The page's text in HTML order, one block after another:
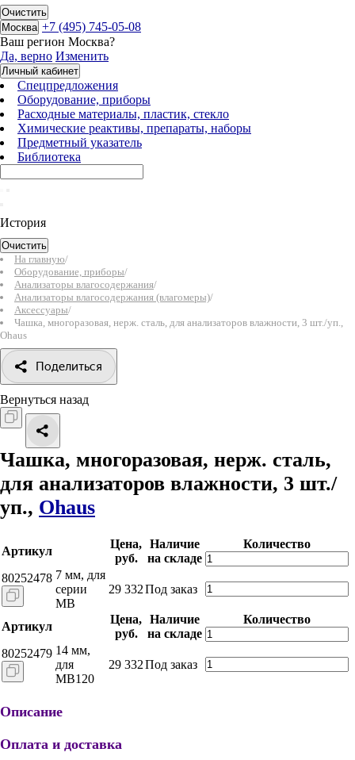
Очистить
Москва +7 (495) 745-05-08
Ваш регион Москва?
Да, верно Изменить
Личный кабинет
Спецпредложения
Оборудование, приборы
Расходные материалы, пластик, стекло
Химические реактивы, препараты, наборы
Предметный указатель
Библиотека
История
Очистить
На главную/
Оборудование, приборы/
Анализаторы влагосодержания/
Анализаторы влагосодержания (влагомеры)/
Аксессуары/
Чашка, многоразовая, нерж. сталь, для анализаторов влажности, 3 шт./уп.,
Ohaus
Поделиться
Вернуться назад
Чашка, многоразовая, нерж. сталь,
для анализаторов влажности, 3 шт./
уп., Ohaus
Артикул
Цена,
руб.
Наличие
на складе
Количество
80252478 7 мм, для
серии
MB
29 332Под заказ
Артикул
Цена,
руб.
Наличие
на складе
Количество
80252479 14 мм,
для
MB120
29 332Под заказ
Описание
Оплата и доставка